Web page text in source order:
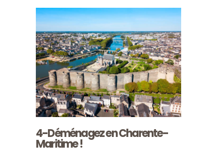
4-Déménagez en Charente-
Maritime !